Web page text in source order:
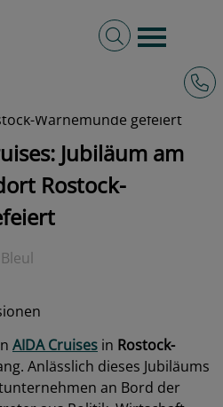
Burger
Volltextsuche
Warnemünde gefeiert
Jubiläum am
Rostock-
AIDA Cruises in Rostock-
Anlässlich dieses Jubiläums
an Bord der